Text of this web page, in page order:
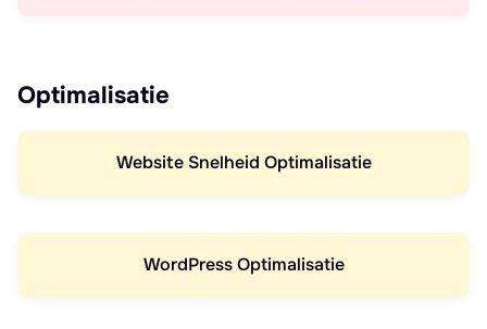
Optimalisatie
Website Snelheid Optimalisatie
WordPress Optimalisatie